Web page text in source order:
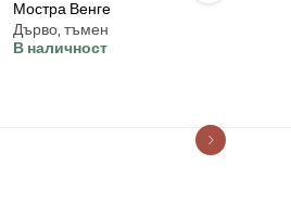
Мостра Венге
Дърво, тъмен
В наличност